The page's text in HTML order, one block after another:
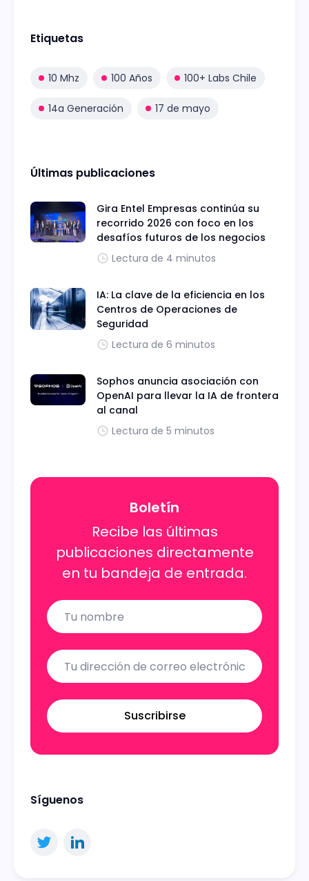
Etiquetas
10 Mhz 100 Años 100+ Labs Chile
14a Generación 17 de mayo
Últimas publicaciones
Gira Entel Empresas continúa su
recorrido 2026 con foco en los
desafíos futuros de los negocios
Lectura de 4 minutos
IA: La clave de la eficiencia en los
Centros de Operaciones de
Seguridad
Lectura de 6 minutos
Sophos anuncia asociación con
OpenAI para llevar la IA de frontera
al canal
Lectura de 5 minutos
Boletín
Recibe las últimas
publicaciones directamente
en tu bandeja de entrada.
Name
Email
Suscribirse
Síguenos